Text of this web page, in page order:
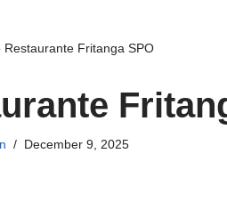
Restaurante Fritanga SPO
December 9, 2025